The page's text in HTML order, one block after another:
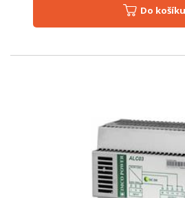
Do košíku